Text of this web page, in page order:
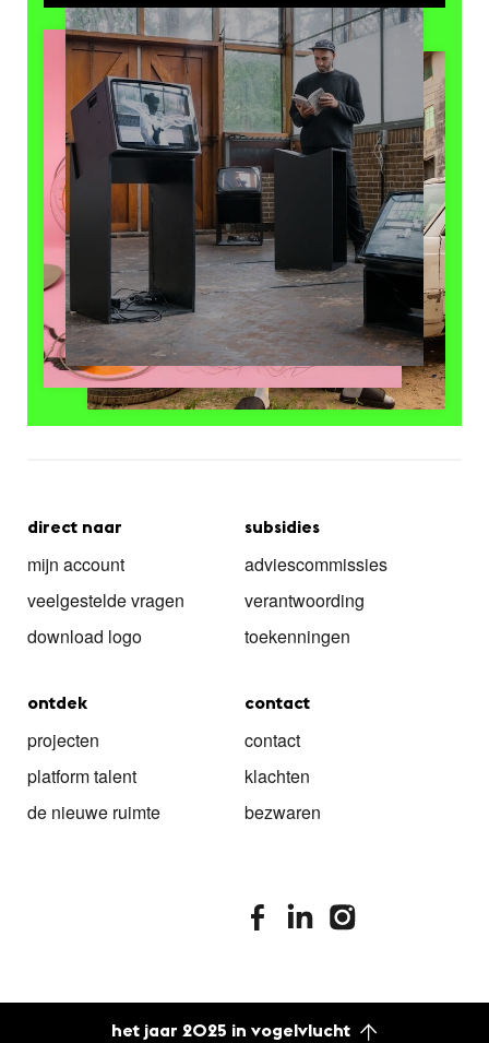
direct naar
mijn account
veelgestelde vragen
download logo
subsidies
adviescommissies
verantwoording
toekenningen
ontdek
projecten
platform talent
de nieuwe ruimte
contact
contact
klachten
bezwaren
stimuleringsfonds facebook
stimuleringsfonds linkedin
stimuleringsfonds
het jaar 2025 in vogelvlucht